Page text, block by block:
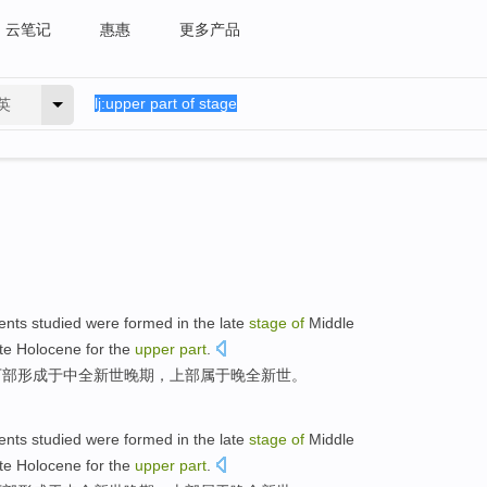
云笔记 惠惠 更多产品
studied were formed in the late stage of Middle
Holocene for the upper part
形成于中全新世晚期 ，上部属于晚全新世。
studied were formed in the late stage of Middle
Holocene for the upper part